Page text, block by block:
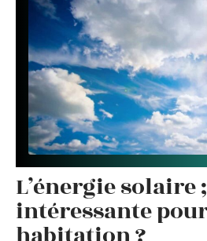
L’énergie
intéressante